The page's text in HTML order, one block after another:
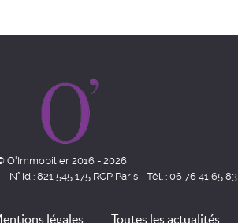
O'Immobilier 2016 - 2026
id : 821 545 175 RCP Paris - Tél. : 06 76 41 65 83
légales Toutes les actualités